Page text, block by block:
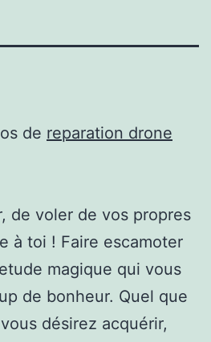
de reparation drone
de voler de vos propres
à toi ! Faire escamoter
magique qui vous
de bonheur. Quel que
désirez acquérir,